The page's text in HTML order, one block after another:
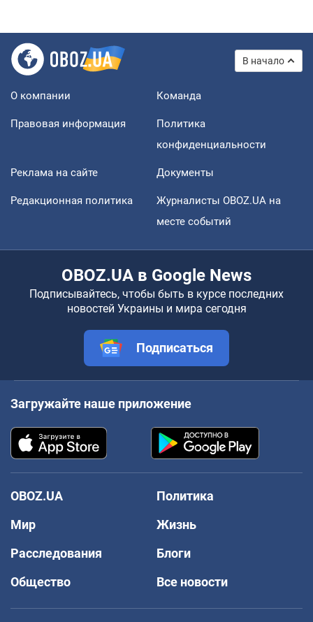
В начало
О компании Команда
Правовая информация
Политика
конфиденциальности
Реклама на сайте Документы
Редакционная политика
Журналисты OBOZ.UA на
месте событий
OBOZ.UA в Google News
Подписывайтесь, чтобы быть в курсе последних
новостей Украины и мира сегодня
Подписаться
Загружайте наше приложение
OBOZ.UA
Политика
Мир
Жизнь
Расследования
Блоги
Общество
Все новости